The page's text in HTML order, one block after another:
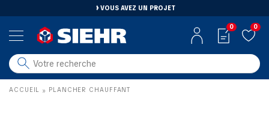
VOUS AVEZ UN PROJET
salle de bain
carrelage
0 0
ACCUEIL » PLANCHER CHAUFFANT